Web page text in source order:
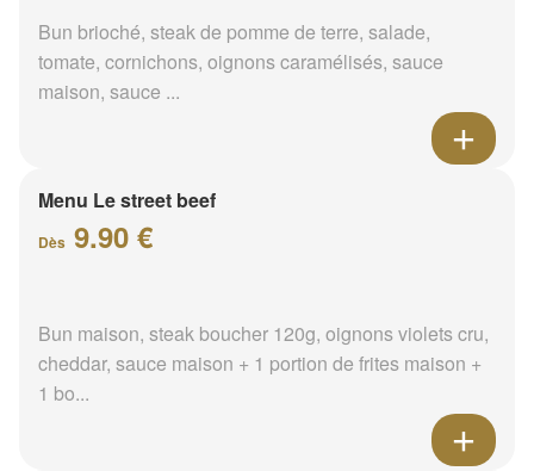
Bun brioché, steak de pomme de terre, salade,
tomate, cornichons, oignons caramélisés, sauce
maison, sauce ...
Menu Le street beef
Dès 9.90 €
Bun maison, steak boucher 120g, oignons violets cru,
cheddar, sauce maison + 1 portion de frites maison +
1 bo...